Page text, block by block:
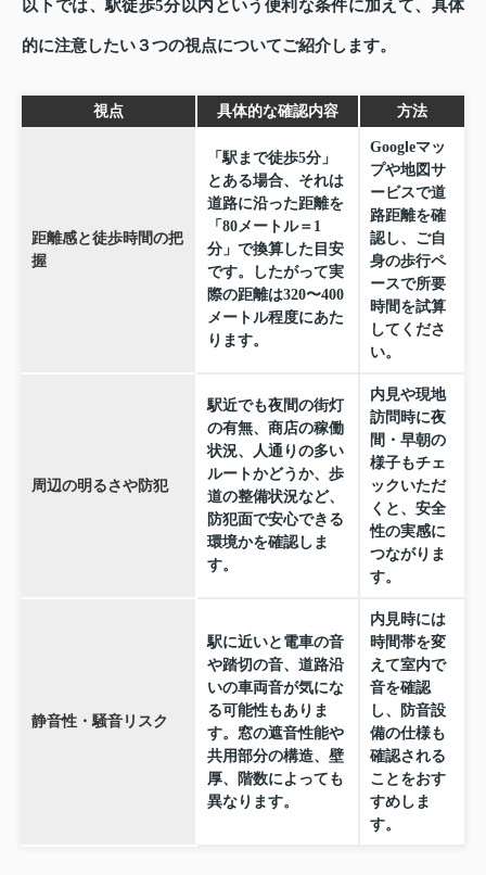
以下では、駅徒歩5分以内という便利な条件に加えて、具体
的に注意したい３つの視点についてご紹介します。
視点 具体的な確認内容 方法
距離感と徒歩時間の把
握
「駅まで徒歩5分」
とある場合、それは
道路に沿った距離を
「80メートル＝1
分」で換算した目安
です。したがって実
際の距離は320〜400
メートル程度にあた
ります。
Googleマッ
プや地図サ
ービスで道
路距離を確
認し、ご自
身の歩行ペ
ースで所要
時間を試算
してくださ
い。
周辺の明るさや防犯
駅近でも夜間の街灯
の有無、商店の稼働
状況、人通りの多い
ルートかどうか、歩
道の整備状況など、
防犯面で安心できる
環境かを確認しま
す。
内見や現地
訪問時に夜
間・早朝の
様子もチェ
ックいただ
くと、安全
性の実感に
つながりま
す。
静音性・騒音リスク
駅に近いと電車の音
や踏切の音、道路沿
いの車両音が気にな
る可能性もありま
す。窓の遮音性能や
共用部分の構造、壁
厚、階数によっても
異なります。
内見時には
時間帯を変
えて室内で
音を確認
し、防音設
備の仕様も
確認される
ことをおす
すめしま
す。